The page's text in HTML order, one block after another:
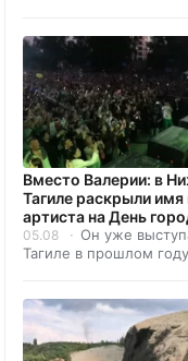
Вместо Валерии: в
Тагиле раскрыли имя
артиста на День
05.08
Он уже
Тагиле в прошлом